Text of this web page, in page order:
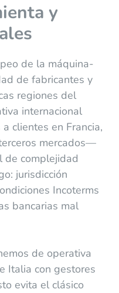
y
de la máquina-
de fabricantes y
regiones del
internacional
clientes en Francia,
mercados—
de complejidad
jurisdicción
Incoterms
bancarias mal
de operativa
Italia con gestores
evita el clásico